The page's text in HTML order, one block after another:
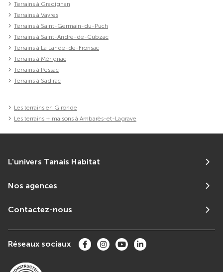
Terrains à Gradignan
Terrains à Vayres
Terrains à Saint-Germain-du-Puch
Terrains à Saint-André-de-Cubzac
Terrains à La Lande-de-Fronsac
Terrains à Mérignac
Terrains à Pessac
Terrains à Sadirac
Les terrains en Gironde
Les terrains + maisons à Ambarès-et-Lagrave
L'univers Tanais Habitat
Nos agences
Contactez-nous
Réseaux sociaux